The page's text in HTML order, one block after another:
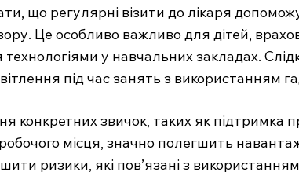
що регулярні візити до лікаря
Це особливо важливо для дітей,
технологіями у навчальних закладах.
під час занять з використанням
конкретних звичок, таких як підтримка
місця, значно полегшить
ризики, які пов’язані з